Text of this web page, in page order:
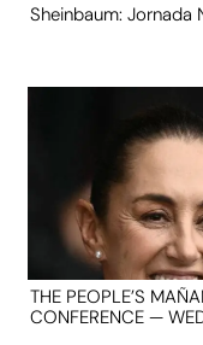
Sheinbaum: Jornada
THE PEOPLE’S
CONFERENCE —